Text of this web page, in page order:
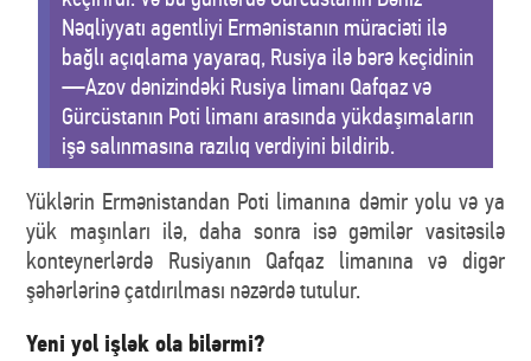
Nəqliyyatı agentliyi Ermənistanın müraciəti ilə
bağlı açıqlama yayaraq, Rusiya ilə bərə keçidinin
—Azov dənizindəki Rusiya limanı Qafqaz və
Gürcüstanın Poti limanı arasında yükdaşımaların
işə salınmasına razılıq verdiyini bildirib.
Yüklərin Ermənistandan Poti limanına dəmir yolu və ya
yük maşınları ilə, daha sonra isə gəmilər vasitəsilə
konteynerlərdə Rusiyanın Qafqaz limanına və digər
şəhərlərinə çatdırılması nəzərdə tutulur.
Yeni yol işlək ola bilərmi?